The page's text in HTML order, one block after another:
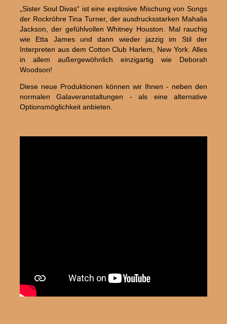
„Sister Soul Divas“ ist eine explosive Mischung von Songs
der Rockröhre Tina Turner, der ausdrucksstarken Mahalia
Jackson, der gefühlvollen Whitney Houston. Mal rauchig
wie Etta James und dann wieder jazzig im Stil der
Interpreten aus dem Cotton Club Harlem, New York. Alles
in allem außergewöhnlich einzigartig wie Deborah
Woodson!
Diese neue Produktionen können wir Ihnen - neben den
normalen Galaveranstaltungen - als eine alternative
Optionsmöglichkeit anbieten.